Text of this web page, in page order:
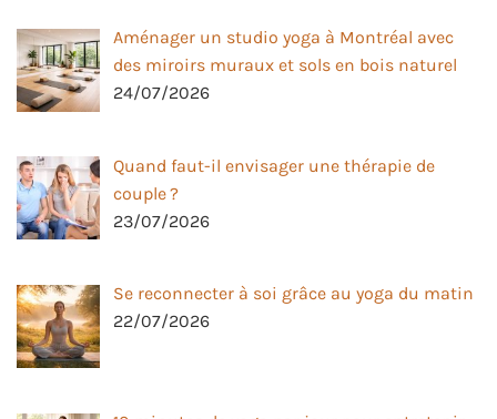
Aménager un studio yoga à Montréal avec
des miroirs muraux et sols en bois naturel
24/07/2026
Quand faut-il envisager une thérapie de
couple ?
23/07/2026
Se reconnecter à soi grâce au yoga du matin
22/07/2026